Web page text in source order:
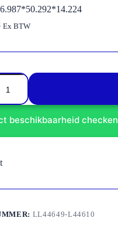
Ex BTW
beschikbaarheid
LL44649-L44610